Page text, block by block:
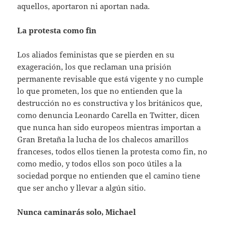
aquellos, aportaron ni aportan nada.
La protesta como fin
Los aliados feministas que se pierden en su
exageración, los que reclaman una prisión
permanente revisable que está vigente y no cumple
lo que prometen, los que no entienden que la
destrucción no es constructiva y los británicos que,
como denuncia Leonardo Carella en Twitter, dicen
que nunca han sido europeos mientras importan a
Gran Bretaña la lucha de los chalecos amarillos
franceses, todos ellos tienen la protesta como fin, no
como medio, y todos ellos son poco útiles a la
sociedad porque no entienden que el camino tiene
que ser ancho y llevar a algún sitio.
Nunca caminarás solo, Michael